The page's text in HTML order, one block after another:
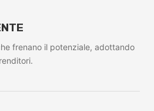
frenano il potenziale, adottando